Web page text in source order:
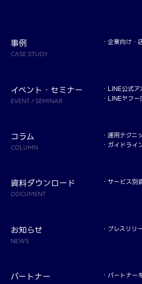
事例
CASE STUDY
企業向け
イベント・セミナー
EVENT / SEMINAR
LINE公式ア
LINEヤフー
コラム
COLUMN
運用テクニ
ガイドライ
資料ダウンロード
DOCUMENT
サービス別
お知らせ
NEWS
プレスリリ
パートナー パートナー